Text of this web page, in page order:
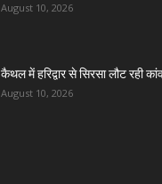
August 10, 2026
कैथल में हरिद्वार से सिरसा लौट रही
August 10, 2026